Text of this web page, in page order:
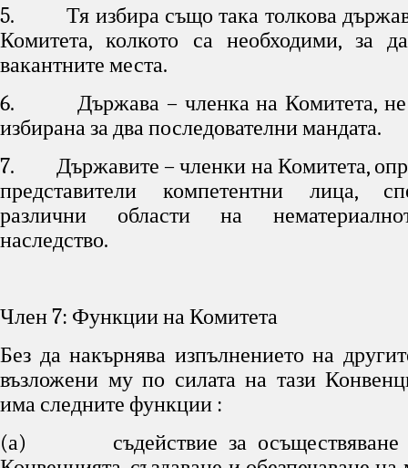
5. Тя избира също така толкова
Комитета, колкото са необходими, за
вакантните места.
6. Държава – членка на Комитета, не
избирана за два последователни мандата.
7. Държавите – членки на Комитета,
представители компетентни лица,
различни области на
наследство.
Член 7: Функции на Комитета
Без да накърнява изпълнението на
възложени му по силата на тази
има следните функции :
(а) съдействие за осъществяване